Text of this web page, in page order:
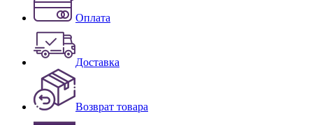
Оплата
Доставка
Возврат товара